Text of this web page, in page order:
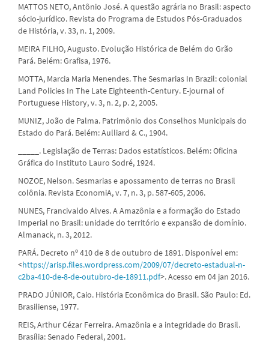
MATTOS NETO, Antônio José. A questão agrária no Brasil: aspecto
sócio-jurídico. Revista do Programa de Estudos Pós-Graduados
de História, v. 33, n. 1, 2009.
MEIRA FILHO, Augusto. Evolução Histórica de Belém do Grão
Pará. Belém: Grafisa, 1976.
MOTTA, Marcia Maria Menendes. The Sesmarias In Brazil: colonial
Land Policies In The Late Eighteenth-Century. E-journal of
Portuguese History, v. 3, n. 2, p. 2, 2005.
MUNIZ, João de Palma. Patrimônio dos Conselhos Municipais do
Estado do Pará. Belém: Aulliard & C., 1904.
_____. Legislação de Terras: Dados estatísticos. Belém: Oficina
Gráfica do Instituto Lauro Sodré, 1924.
NOZOE, Nelson. Sesmarias e apossamento de terras no Brasil
colônia. Revista EconomiA, v. 7, n. 3, p. 587-605, 2006.
NUNES, Francivaldo Alves. A Amazônia e a formação do Estado
Imperial no Brasil: unidade do território e expansão de domínio.
Almanack, n. 3, 2012.
PARÁ. Decreto nº 410 de 8 de outubro de 1891. Disponível em:
<https://arisp.files.wordpress.com/2009/07/decreto-estadual-n-
c2ba-410-de-8-de-outubro-de-18911.pdf>. Acesso em 04 jan 2016.
PRADO JÚNIOR, Caio. História Econômica do Brasil. São Paulo: Ed.
Brasiliense, 1977.
REIS, Arthur Cézar Ferreira. Amazônia e a integridade do Brasil.
Brasília: Senado Federal, 2001.